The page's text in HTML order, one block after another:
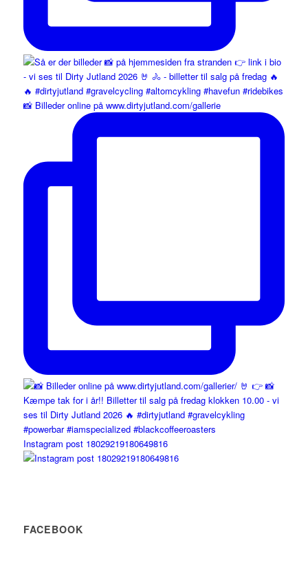
📸 Billeder online på www.dirtyjutland.com/gallerie
Instagram post 18029219180649816
FACEBOOK